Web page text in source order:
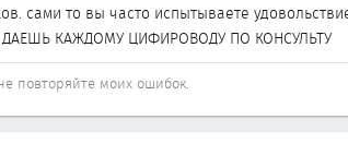
сами то вы часто испытываете
КАЖДОМУ ЦИФИРОВОДУ ПО КОНСУЛЬТУ
повторяйте моих ошибок.